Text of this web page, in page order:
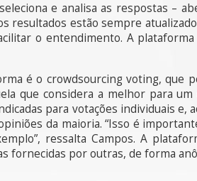
e analisa as respostas –
resultados estão sempre
o entendimento. A
é o crowdsourcing voting,
que considera a melhor para
para votações individuais
da maioria. “Isso é
ressalta Campos. A
fornecidas por outras, de forma